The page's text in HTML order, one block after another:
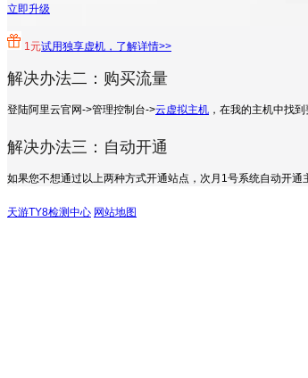
立即升级
1元试用独享虚机，了解详情>>
解决办法二：购买流量
登陆阿里云官网->管理控制台->云虚拟主机 ，在我的主机中找
解决办法三：自动开通
如果您不想通过以上两种方式开通站点，次月1号系统自动开通
天游TY8检测中心 网站地图